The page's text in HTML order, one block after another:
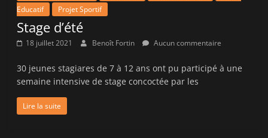
Educatif
Projet Sportif
Stage d’été
18 juillet 2021 Benoît Fortin Aucun commentaire
30 jeunes stagiares de 7 à 12 ans ont pu participé à une
semaine intensive de stage concoctée par les
Lire la suite